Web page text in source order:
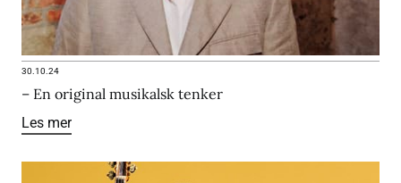
30.10.24
– En original musikalsk tenker
Les mer